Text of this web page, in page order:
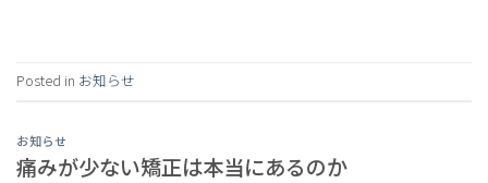
Posted in お知らせ
お知らせ
痛みが少ない矯正は本当にあるのか